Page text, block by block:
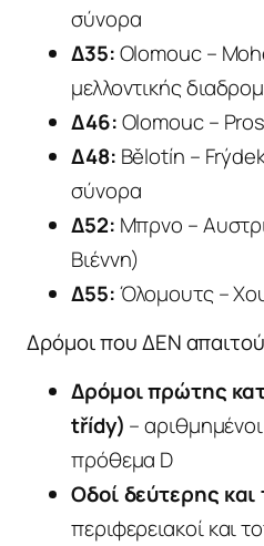
σύνορα
Δ35:Olomouc –
μελλοντικής
Δ46:Olomouc –
Δ48: Bělotín –
σύνορα
Δ52: Μπρνο –
Βιέννη)
Δ55:Όλομουτς –
Δρόμοι που ΔΕΝ
Δρόμοι πρώτης
třídy) –
πρόθεμα D
Οδοί δεύτερης
περιφερειακοί και